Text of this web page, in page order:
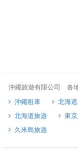
沖繩旅遊有限公司 各
沖繩租車
北海
北海道旅遊
東
久米島旅遊